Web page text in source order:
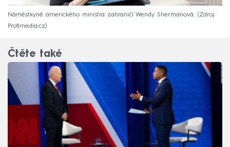
Náměstkyně amerického ministra zahraničí Wendy Shermanová.
Zdroj:
Profimedia.cz
Čtěte také